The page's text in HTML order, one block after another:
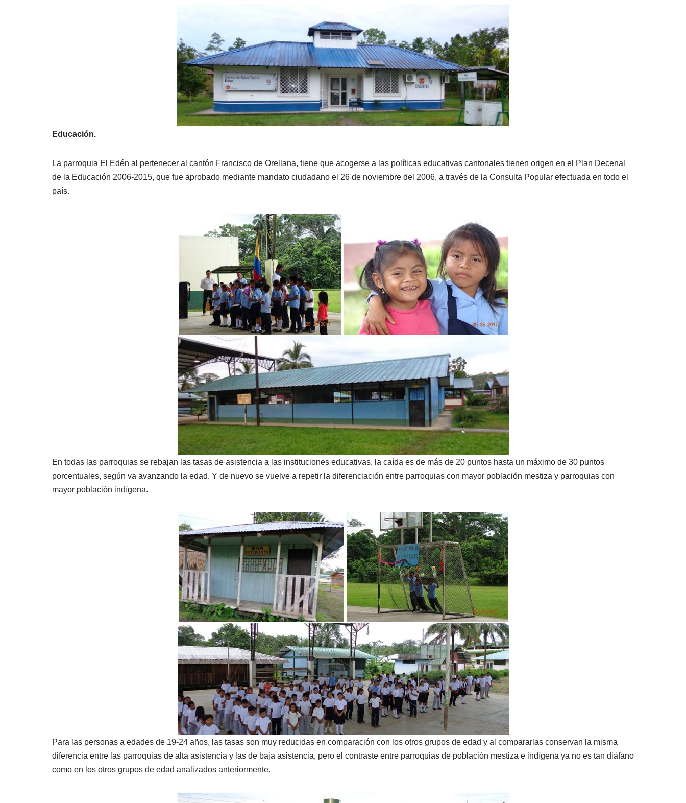
Educación.
La parroquia El Edén al pertenecer al cantón Francisco de Orellana, tiene que acogerse a las políticas educativas cantonales tienen origen en el Plan Decenal
de la Educación 2006-2015, que fue aprobado mediante mandato ciudadano el 26 de noviembre del 2006, a través de la Consulta Popular efectuada en todo el
país.
En todas las parroquias se rebajan las tasas de asistencia a las instituciones educativas, la caída es de más de 20 puntos hasta un máximo de 30 puntos
porcentuales, según va avanzando la edad. Y de nuevo se vuelve a repetir la diferenciación entre parroquias con mayor población mestiza y parroquias con
mayor población indígena.
Para las personas a edades de 19-24 años, las tasas son muy reducidas en comparación con los otros grupos de edad y al compararlas conservan la misma
diferencia entre las parroquias de alta asistencia y las de baja asistencia, pero el contraste entre parroquias de población mestiza e indígena ya no es tan diáfano
como en los otros grupos de edad analizados anteriormente.